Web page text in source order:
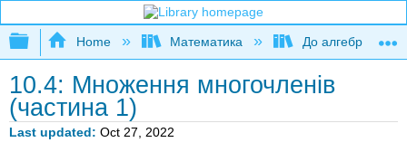
Expand/collapse global hierarchy
Home Математика До алгебри
10.4: Множення многочленів
(частина 1)
Last updated Oct 27, 2022